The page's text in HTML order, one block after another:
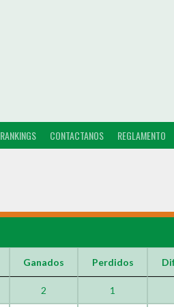
RANKINGS CONTACTANOS REGLAMENTO
Ganados Perdidos
2 1